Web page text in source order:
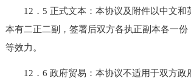
12．5 正式文本：本协议及附件以中文和
本有二正二副，签署后双方各执正副本各一份
等效力。
12．6 政府贸易：本协议不适用于双方政